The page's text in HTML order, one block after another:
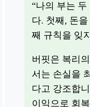
“나의 부는
다. 첫째, 돈
째 규칙을 잊
버핏은 복리
서는 손실을
다고 강조합
이익으로 회